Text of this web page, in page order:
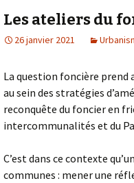
Les ateliers du
26 janvier 2021
La question foncière prend
au sein des stratégies
reconquête du foncier en
intercommunalités et du
C’est dans ce contexte
communes : mener une